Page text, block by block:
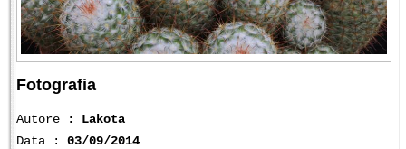
Fotografia
Autore : Lakota
Data : 03/09/2014